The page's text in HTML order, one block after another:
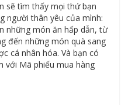
sẽ tìm thấy mọi thứ bạn
người thân yêu của mình:
những món ăn hấp dẫn, từ
đến những món quà sang
cá nhân hóa. Và bạn có
với Mã phiếu mua hàng